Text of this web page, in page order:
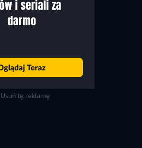
Usuń tę reklamę